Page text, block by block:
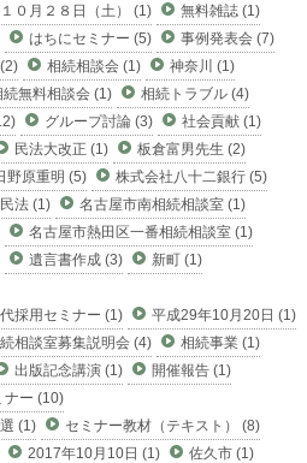
０月２８日（土） (1)
無料雑誌 (1)
はちにセミナー (5)
事例発表会 (7)
相続相談会 (1)
神奈川 (1)
続無料相談会 (1)
相続トラブル (4)
グループ討論 (3)
社会貢献 (1)
民法大改正 (1)
板倉富男先生 (2)
野原重明 (5)
株式会社八十二銀行 (5)
民法 (1)
名古屋市南相続相談室 (1)
名古屋市熱田区一番相続相談室 (1)
遺言書作成 (3)
新町 (1)
採用セミナー (1)
平成29年10月20日 (1)
相談室募集説明会 (4)
相続事業 (1)
出版記念講演 (1)
開催報告 (1)
ナー (10)
(1)
セミナー教材（テキスト） (8)
2017年10月10日 (1)
佐久市 (1)